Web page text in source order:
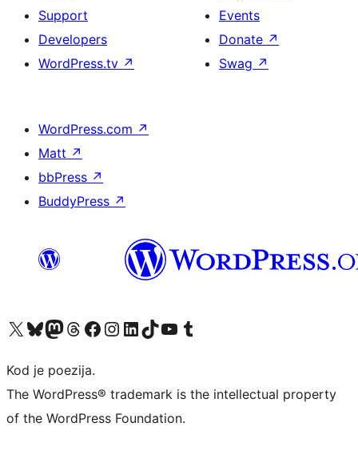
Support
Developers
WordPress.tv ↗
Events
Donate ↗
Swag ↗
WordPress.com ↗
Matt ↗
bbPress ↗
BuddyPress ↗
Visit our X (formerly Twitter) account
Visit our Bluesky account
Visit our Mastodon account
Visit our Threads account
Visit our Facebook page
Visit our Instagram account
Visit our LinkedIn account
Visit our TikTok account
Visit our YouTube channel
Visit our Tumblr account
Kod je poezija.
The WordPress® trademark is the intellectual property
of the WordPress Foundation.